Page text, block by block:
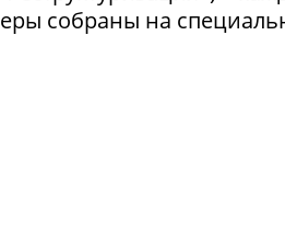
собраны на